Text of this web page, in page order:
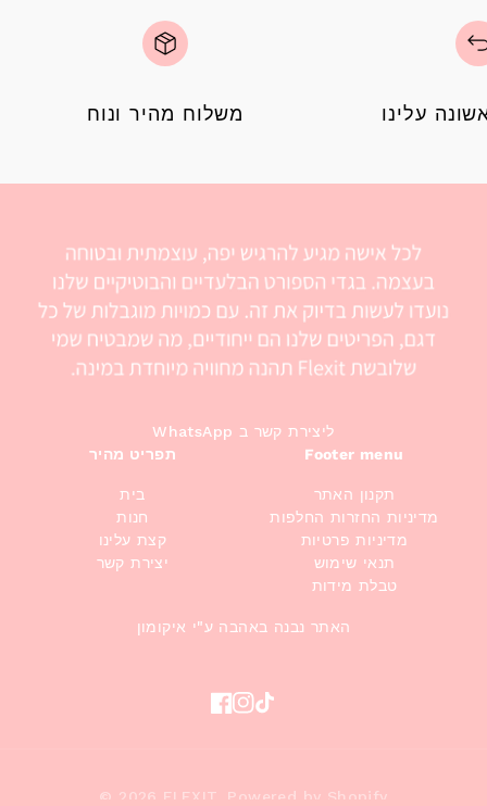
משלוח מהיר ונוח עלינו
WhatsApp ליצירת קשר ב
תפריט מהיר
בית
חנות
קצת עלינו
יצירת קשר
Footer menu
תקנון האתר
מדיניות החזרות החלפות
מדיניות פרטיות
תנאי שימוש
טבלת מידות
האתר נבנה באהבה ע"י איקומון
© 2026 FLEXIT Powered by Shopify